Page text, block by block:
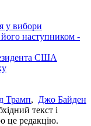
у вибори
наступником -
США
Трамп, Джо Байден
текст і
це редакцію.